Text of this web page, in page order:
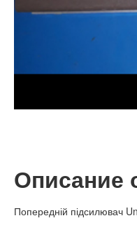
Описание
Попередній підсилювач